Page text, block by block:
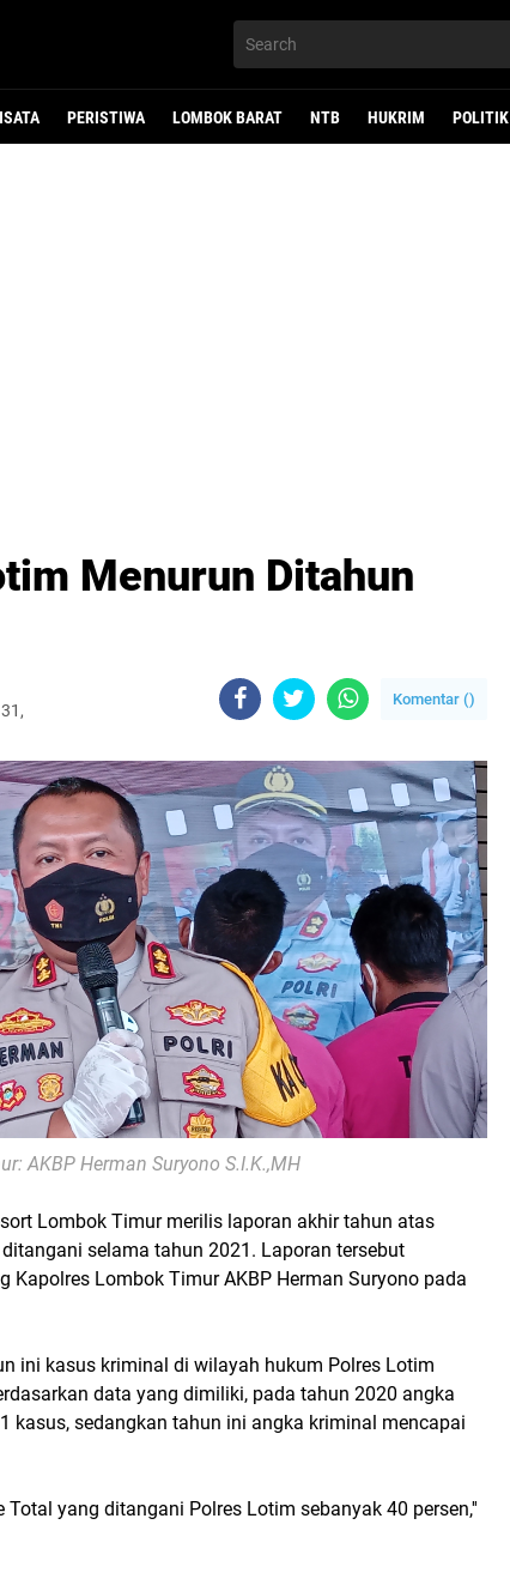
PERISTIWA LOMBOK BARAT NTB HUKRIM POLITIK
Menurun Ditahun
Komentar ()
AKBP Herman Suryono S.I.K.,MH
Lombok Timur merilis laporan akhir tahun atas
selama tahun 2021. Laporan tersebut
Kapolres Lombok Timur AKBP Herman Suryono pada
ini kasus kriminal di wilayah hukum Polres Lotim
data yang dimiliki, pada tahun 2020 angka
kasus, sedangkan tahun ini angka kriminal mencapai
Total yang ditangani Polres Lotim sebanyak 40 persen,''